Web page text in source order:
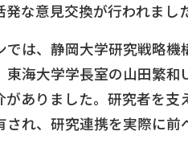
な意見交換が行われまし
では、静岡大学研究戦略
海大学学長室の山田繁和
がありました。研究者を
され、研究連携を実際に